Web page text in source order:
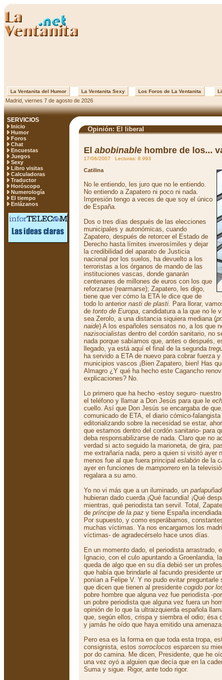
La Ventanita del Humor La Ventanita Sexy Los Foros de La Ventanita
Madrid, viernes 7 de agosto de 2026
SERVICIOS
Inicio
Humor
Foros
Chat
Encuestas
Juegos
Sexy
Libro visitas
Calculadoras
Traductor
Horóscopo
Numerología
El tiempo
Enlázanos
Opinión: El liberal
El abobinable hombre de los...
17/06/2007 Lecturas: 8.993
Catilina
No le entiendo, les juro que no le entiendo.
No entiendo a Zapatero ni poco ni nada.
Impresión tengo a veces de que soy el único
de España.
Dos o tres días después de las elecciones
municipales y autonómicas, cuando
Zapatero, después de retorcer el Estado de
Derecho hasta límites inverosímiles y dejar
la credibilidad del aparato de Justicia
nacional por los suelos, ha devuelto a los
terroristas a los órganos de mando de las
instituciones vascas, donde ganarán
centenares de millones de euros con los que
reforzarse (rearmarse); Zapatero, les digo,
tiene que ver cómo la ETA le dice que de
todo lo anterior nasti de plasti. Para llorar,
de tonto de Europa, candidatura a la que no le
sea Zerolo, a una distancia siquiera mediana (
naide) A los españoles sensatos no, a los que
nazisocialistas dentro del cordón sanitario, no
nada porque sabíamos que, antes o después,
llegado, ya está aquí el final de la segunda
ha servido a ETA de nuevo para cobrar fuerza
municipios vascos ¡Bien Zapatero, bien! Has
Almagro ¿Y qué ha hecho este Cagancho
explicaciones? No.
Lo primero que ha hecho -estoy seguro-
el teléfono y llamar a Don Jesús para que le
cuello. Así que Don Jesús se encargaba de
comunicado de ETA, el diario cómico-falangista
editorializando sobre la necesidad se estar,
que estamos dentro del cordón sanitario- para
deba responsabilizarse de nada. Claro que no
verdad si acto seguido la marioneta, de gira,
me extrañaría nada, pero a quien si visitó ayer
menos fue al que fuera principal eslabón de la
ayer en funciones de mamporrero en la
regalara a su amo.
Yo no vi más que a un iluminado, un
hubieran dado cuerda ¡Qué facundia! ¡Qué
mientras, qué periodista tan servil. Total,
de príncipe de la paz y tiene España
Por supuesto, y como esperábamos,
muchas víctimas. Ya nos encargamos los
víctimas- de agradecérselo hace unos días.
En un momento dado, el periodista arrastrado,
Ignacio, con el culo apuntando a Groenlandia,
queda de algo que en su día debió ser un
que había que brindarle al facundo presidente
ponían a Felipe V. Y no pudo evitar
que dicen que tienen al presidente cogido por
pobre hombre que alguna vez fue periodista -
un pobre periodista que alguna vez fuera un
opinión de lo que la ultraizquierda española
que, según ellos, crispa y siembra el odio; ésa
y jamás he oído que haya emitido una
Pero esa es la forma en que toda esta tropa,
consignista, estos sorroclocos esparcen su
por do camina. Me dicen, Presidente, que he
una vez oyó a alguien que decía que en la
Suma y sigue. Rigor, ante todo rigor.